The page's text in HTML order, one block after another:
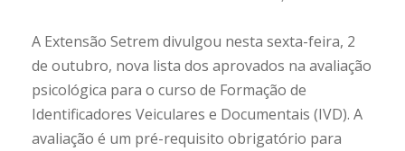
A Extensão Setrem divulgou nesta sexta-feira, 2
de outubro, nova lista dos aprovados na avaliação
psicológica para o curso de Formação de
Identificadores Veiculares e Documentais (IVD). A
avaliação é um pré-requisito obrigatório para